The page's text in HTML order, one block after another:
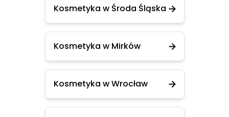
Kosmetyka w Środa Śląska
Kosmetyka w Mirków
Kosmetyka w Wrocław